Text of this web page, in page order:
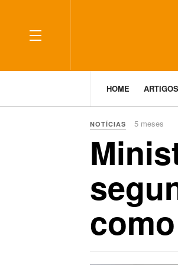
HOME ARTIGOS
NOTÍCIAS 5 meses